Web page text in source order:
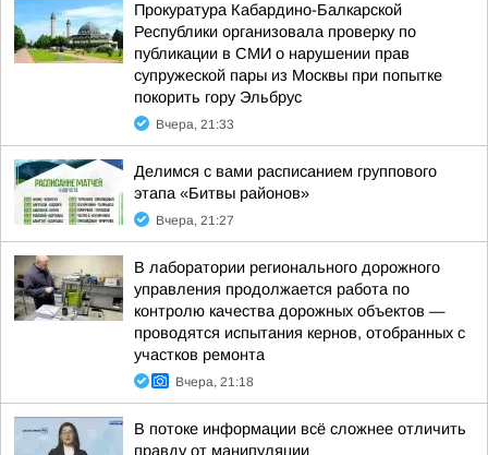
Прокуратура Кабардино-Балкарской
Республики организовала проверку по
публикации в СМИ о нарушении прав
супружеской пары из Москвы при попытке
покорить гору Эльбрус
Вчера, 21:33
Делимся с вами расписанием группового
этапа «Битвы районов»
Вчера, 21:27
В лаборатории регионального дорожного
управления продолжается работа по
контролю качества дорожных объектов —
проводятся испытания кернов, отобранных с
участков ремонта
Вчера, 21:18
В потоке информации всё сложнее отличить
правду от манипуляции